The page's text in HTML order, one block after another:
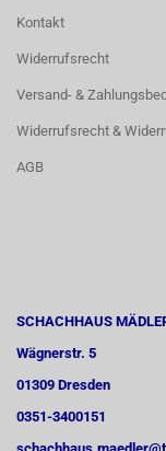
Kontakt
Widerrufsrecht
Versand- &
Widerrufsrecht &
AGB
SCHACHHAUS
Wägnerstr. 5
01309 Dresden
0351-3400151